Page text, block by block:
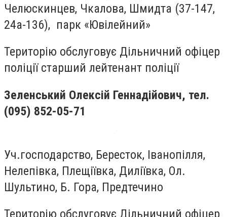
Челюскинцев, Чкалова, Шмидта (37-147,
24а-136), парк «Ювілейний»
Територію обслуговує Дільничний офіцер
поліції старший лейтенант поліції
Зеленський Олексій Геннадійович, тел.
(095) 852-05-71
Уч.господарство, Бересток, Іванопілля,
Нелепівка, Плещіївка, Диліївка, Ол.
Шультино, Б. Гора, Предтечино
Територію обслуговує Дільничний офіцер